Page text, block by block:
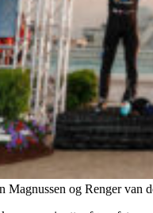
og Renger van